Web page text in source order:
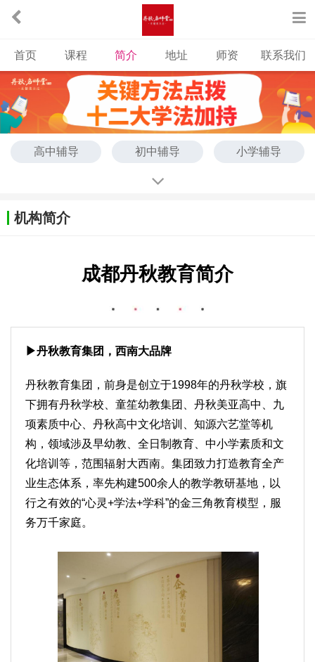
首页 课程 简介 地址 师资 联系我们
高中辅导 初中辅导 小学辅导
机构简介
成都丹秋教育简介
▶丹秋教育集团，西南大品牌
丹秋教育集团，前身是创立于1998年的丹秋学校，旗
下拥有丹秋学校、童笙幼教集团、丹秋美亚高中、九
项素质中心、丹秋高中文化培训、知源六艺堂等机
构，领域涉及早幼教、全日制教育、中小学素质和文
化培训等，范围辐射大西南。集团致力打造教育全产
业生态体系，率先构建500余人的教学教研基地，以
行之有效的“心灵+学法+学科”的金三角教育模型，服
务万千家庭。